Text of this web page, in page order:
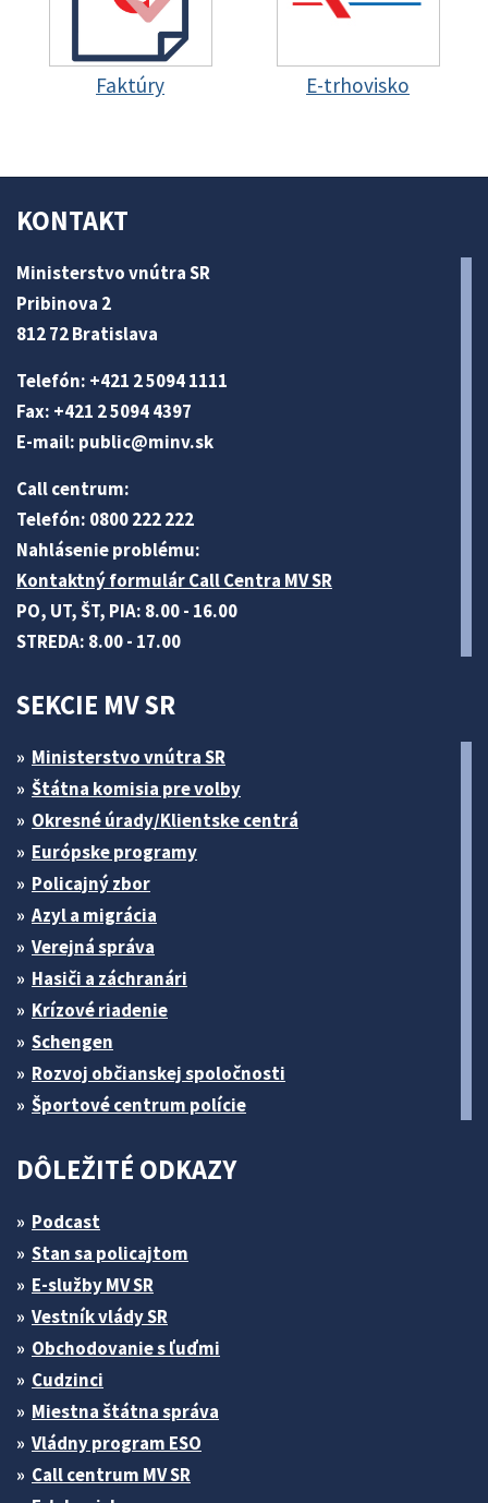
Faktúry E-trhovisko
KONTAKT
Ministerstvo vnútra SR
Pribinova 2
812 72 Bratislava
Telefón: +421 2 5094 1111
Fax: +421 2 5094 4397
E-mail: public@minv.sk
Call centrum:
Telefón: 0800 222 222
Nahlásenie problému:
Kontaktný formulár Call Centra MV SR
PO, UT, ŠT, PIA: 8.00 - 16.00
STREDA: 8.00 - 17.00
SEKCIE MV SR
Ministerstvo vnútra SR
Štátna komisia pre volby
Okresné úrady/Klientske centrá
Európske programy
Policajný zbor
Azyl a migrácia
Verejná správa
Hasiči a záchranári
Krízové riadenie
Schengen
Rozvoj občianskej spoločnosti
Športové centrum polície
DÔLEŽITÉ ODKAZY
Podcast
Stan sa policajtom
E-služby MV SR
Vestník vlády SR
Obchodovanie s ľuďmi
Cudzinci
Miestna štátna správa
Vládny program ESO
Call centrum MV SR